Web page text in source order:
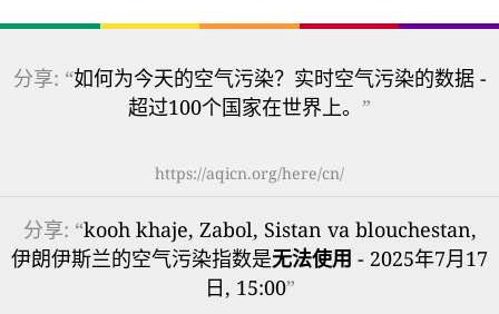
分享: “如何为今天的空气污染？实时空气污染的数据 -
超过100个国家在世界上。 ”
https://aqicn.org/here/cn/
分享: “kooh khaje, Zabol, Sistan va blouchestan,
伊朗伊斯兰的空气污染指数是无法使用 - 2025年7月17
日, 15:00”